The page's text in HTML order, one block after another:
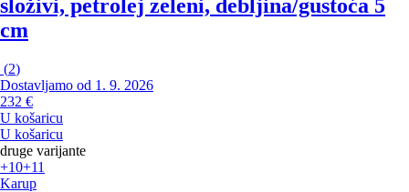
složivi, petrolej zeleni, debljina/gustoća 5
cm
(2)
Dostavljamo od 1. 9. 2026
232 €
U košaricu
U košaricu
druge varijante
+10+11
Karup